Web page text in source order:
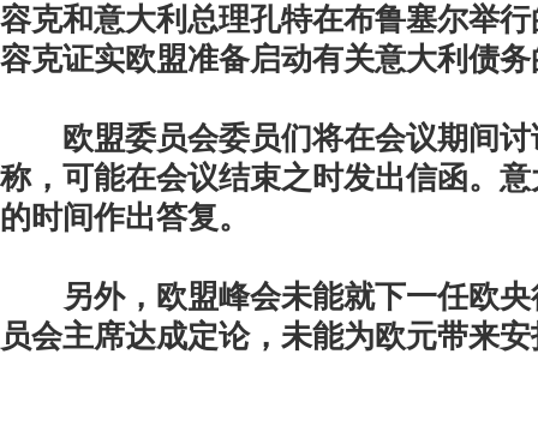
容克和意大利总理孔特在布鲁塞尔举
容克证实欧盟准备启动有关意大利债
欧盟委员会委员们将在会议期间讨
称，可能在会议结束之时发出信函。
的时间作出答复。
另外，欧盟峰会未能就下一任欧
员会主席达成定论，未能为欧元带来